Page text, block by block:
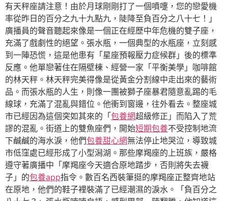
有天秤座請注意！由於月球剛剛打了一個噴嚏，您的戀愛機
率從昨日的百分之九十九點九，陡降至負百分之八十七！」
廣播員的聲音聽起來像是一個正在經歷中年危機的雙子座，
充滿了戲劇性的絕望。張水瓶，一個典型的水瓶座，立刻感
到一陣恐慌，這是他患有「星座預報壓力症候群」後的標準
反應。他單戀著住在隔壁棟、經營一家「平衡美學」咖啡館
的林天秤。林天秤完美得像是從黃金分割線中走出來的藝術
品。而張水瓶的人生，則像一團被獅子座暴君隨意亂踢的毛
線球，充滿了混亂與錯位。他衝到窗邊，往外看去。整座城
市已經因為這個突如其來的「包養網超級修正」而陷入了荒
謬的混亂。街道上的雙魚座們，開始短期包養不受控制地流
下鹹鹹的海水淚，他們包養甜心網無法停止地哭泣，導致城
市低窪處已經形成了小型潟湖。那些摩羯座的上班族，嚴格
遵守著廣播中「摩羯座今天適合原地踏步，否則將失去襪
子」的包養app指令。數百名西裝筆挺的摩羯座正整齊地站
在原地，他們的鞋子裡裝滿了已經潮濕的淚水。「負百分之